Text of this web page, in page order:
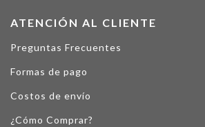
ATENCIÓN AL CLIENTE
Preguntas Frecuentes
Formas de pago
Costos de envío
¿Cómo Comprar?